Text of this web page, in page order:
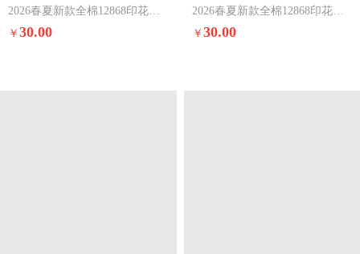
2026春夏新款全棉12868印花四件套单品系列-单被套（提供，预留缩水率）碎花兔兔
￥30.00
2026春夏新款全棉12868印花四件套单品系列-单被套（提供，预留缩水率）派对小狗
￥ 30.00